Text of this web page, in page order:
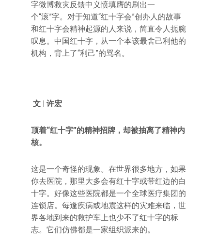
字微博救灾反馈中义愤填膺的刷出一
个“滚”字。对于知道“红十字会”创办人的故事
和红十字会精神起源的人来说，简直令人扼腕
叹息。中国红十字，从一个本该最舍己利他的
机构，背上了“利己”的骂名。
文 | 许宏
顶着“红十字”的精神招牌，却被抽离了精神内
核。
这是一个奇怪的现象。在世界很多地方，如果
你去医院，那里大多会有红十字或带红边的白
十字。好像这些医院都是一个全球医疗集团的
连锁店。每逢疾病或地震这样的灾难来临，世
界各地到来的救护车上也少不了红十字的标
志。它们仿佛都是一家组织派来的。